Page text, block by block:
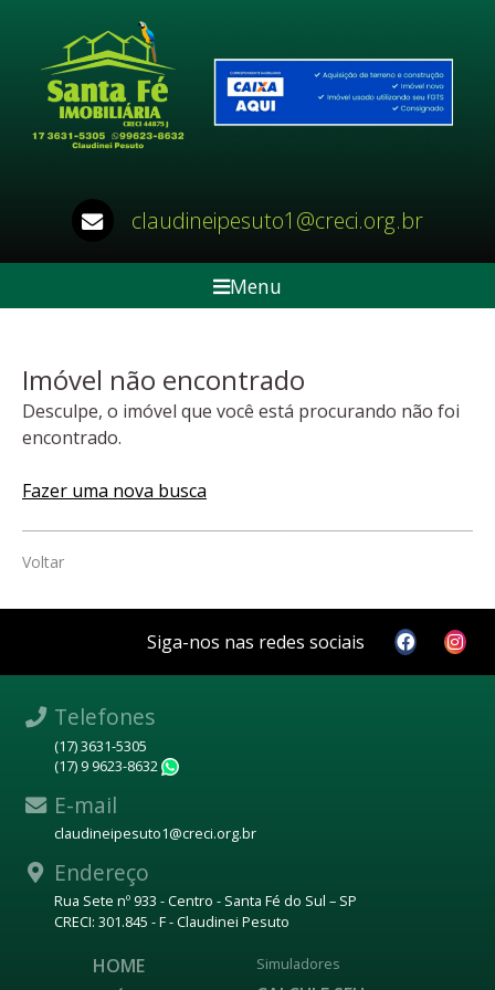
claudineipesuto1@creci.org.br
Menu
Imóvel não encontrado
Desculpe, o imóvel que você está procurando não foi
encontrado.
Fazer uma nova busca
Voltar
Siga-nos nas redes sociais
Telefones
(17) 3631-5305
(17) 9 9623-8632
E-mail
claudineipesuto1@creci.org.br
Endereço
Rua Sete nº 933 - Centro - Santa Fé do Sul – SP
CRECI: 301.845 - F - Claudinei Pesuto
HOME
Simuladores